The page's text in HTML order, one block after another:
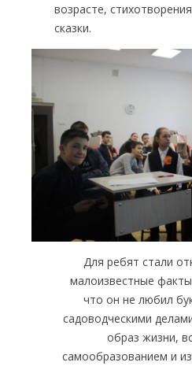
возрасте,
сказки.
Для ребят стали
малоизвестные
что он не любил
садоводческими
образ жизни,
самообразованием и